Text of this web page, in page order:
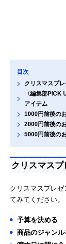
目次
クリスマスプ
〈編集部PICK
アイテム
1000円前後の
2000円前後の
5000円前後の
クリスマス
クリスマスプレ
てみてください。
予算を決める
商品のジャンル